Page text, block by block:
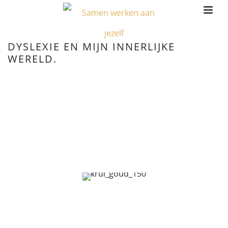
DYSLEXIE EN MIJN INNERLIJKE
WERELD.